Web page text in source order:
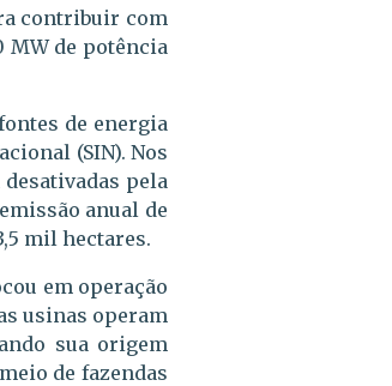
contribuir com
MW de potência
de energia
(SIN). Nos
pela
anual de
mil hectares.
em operação
usinas operam
sua origem
de fazendas